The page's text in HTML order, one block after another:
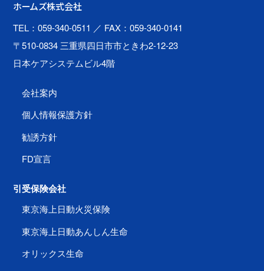
ホームズ株式会社
TEL：059-340-0511 ／ FAX：059-340-0141
〒510-0834 三重県四日市市ときわ2-12-23
日本ケアシステムビル4階
会社案内
個人情報保護方針
勧誘方針
FD宣言
引受保険会社
東京海上日動火災保険
東京海上日動あんしん生命
オリックス生命